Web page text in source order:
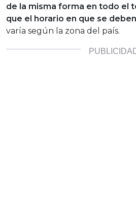
de la misma forma en todo el
que el horario en que se
varía según la zona del país.